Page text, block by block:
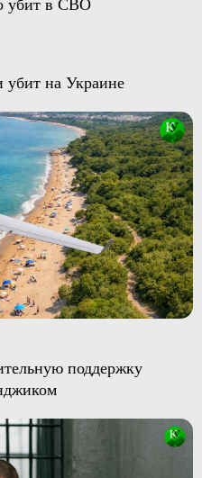
убит на Украине
поддержку